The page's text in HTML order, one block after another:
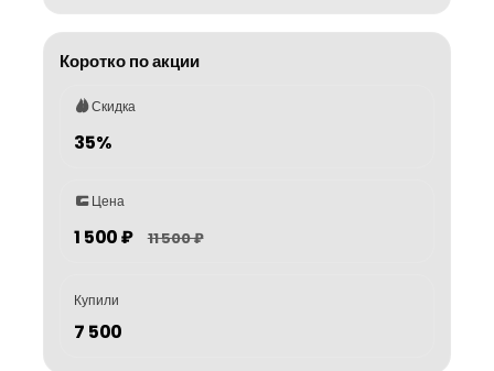
Коротко по акции
Скидка
35%
Цена
1 500 ₽ 11 500 ₽
Купили
7 500